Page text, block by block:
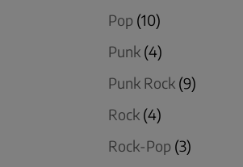
Pop (10)
Punk (4)
Punk Rock (9)
Rock (4)
Rock-Pop (3)